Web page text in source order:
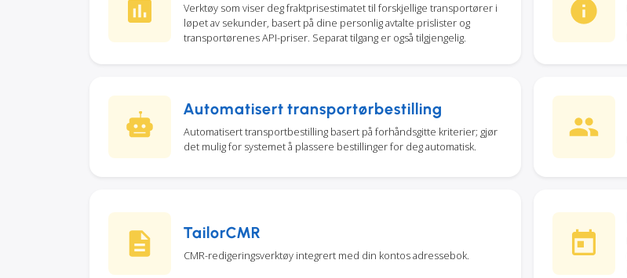
Verktøy som viser deg fraktprisestimatet til forskjellige transportører i
løpet av sekunder, basert på dine personlig avtalte prislister og
transportørenes API-priser. Separat tilgang er også tilgjengelig.
Automatisert transportørbestilling
Automatisert transportbestilling basert på forhåndsgitte kriterier; gjør
det mulig for systemet å plassere bestillinger for deg automatisk.
TailorCMR
CMR-redigeringsverktøy integrert med din kontos adressebok.